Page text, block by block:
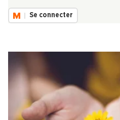
Se connecter